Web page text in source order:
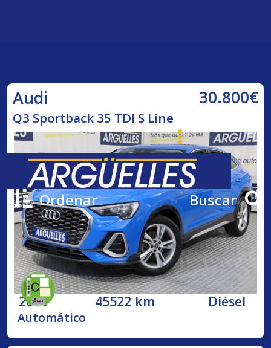
Ordenar Buscar
Audi 30.800€
Q3 Sportback 35 TDI S Line
2020 45522 km Diésel
Automático